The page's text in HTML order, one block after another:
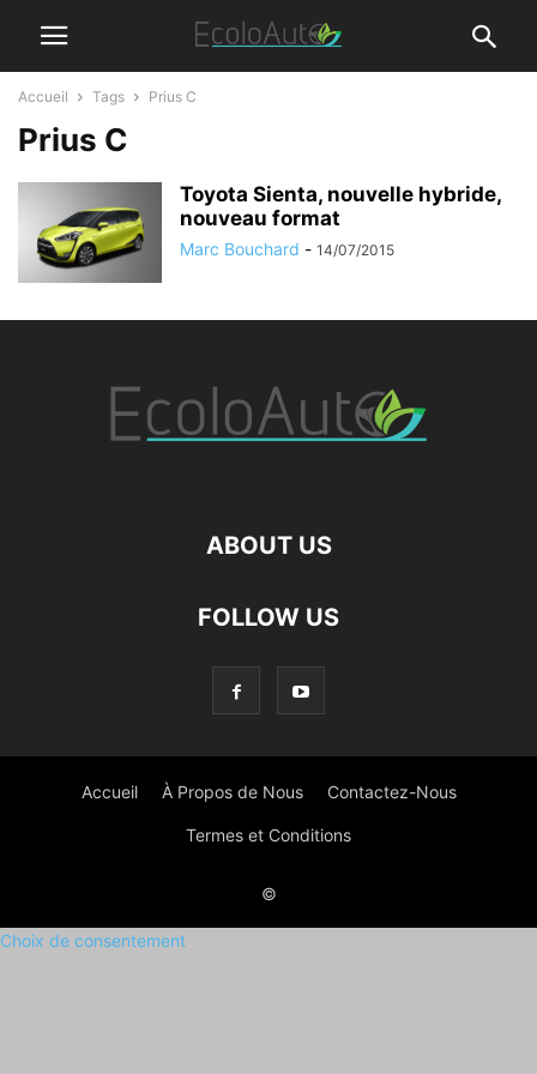
Accueil Tags Prius C
Prius C
Toyota Sienta, nouvelle hybride,
nouveau format
Marc Bouchard - 14/07/2015
ABOUT US
FOLLOW US
Accueil À Propos de Nous Contactez-Nous
Termes et Conditions
©
Choix de consentement